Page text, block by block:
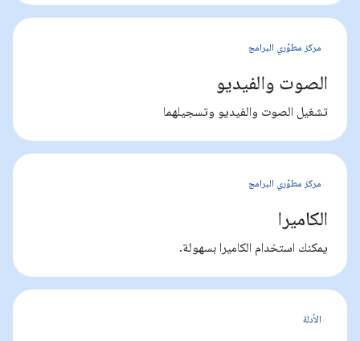
مركز مطوّري البرامج
الصوت والفيديو
تشغيل الصوت والفيديو وتسجيلهما
مركز مطوّري البرامج
الكاميرا
يمكنك استخدام الكاميرا بسهولة.
الأدلة